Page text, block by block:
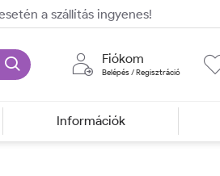
a szállítás ingyenes!
Fiókom
Belépés / Regisztráció
Információk